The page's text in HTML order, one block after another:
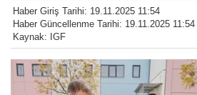
Haber Giriş Tarihi: 19.11.2025 11:54
Haber Güncellenme Tarihi: 19.11.2025 11:54
Kaynak: IGF